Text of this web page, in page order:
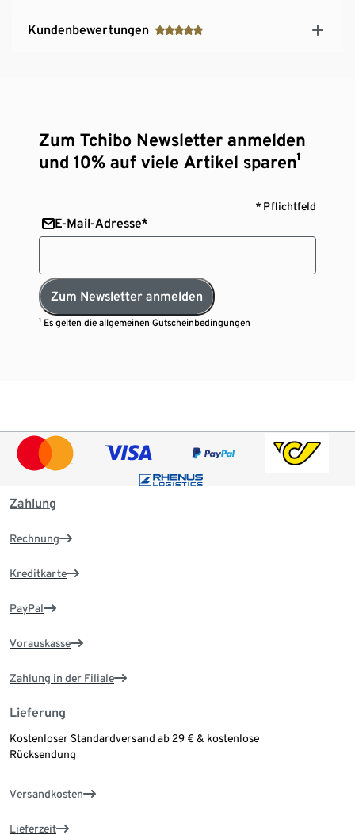
Kundenbewertungen
Zum Tchibo Newsletter anmelden
und 10% auf viele Artikel sparen¹
* Pflichtfeld
E-Mail-Adresse*
Zum Newsletter anmelden
¹ Es gelten dieallgemeinen Gutscheinbedingungen
Zahlung
Rechnung
Kreditkarte
PayPal
Vorauskasse
Zahlung in der Filiale
Lieferung
Kostenloser Standardversand ab 29 € & kostenlose
Rücksendung
Versandkosten
Lieferzeit